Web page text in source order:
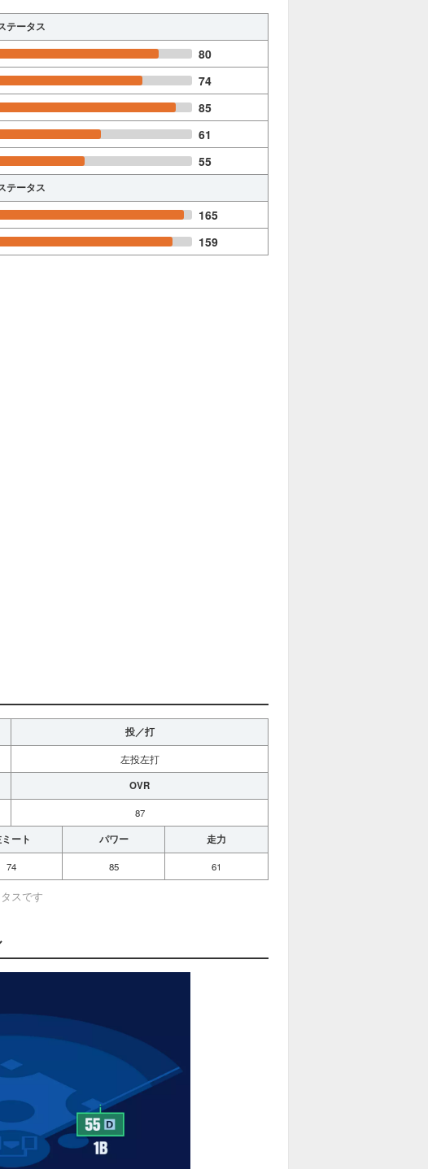
テータス
80
74
85
61
55
テータス
165
159
投／打
左投左打
OVR
87
ート パワー 走力
74 85 61
スです